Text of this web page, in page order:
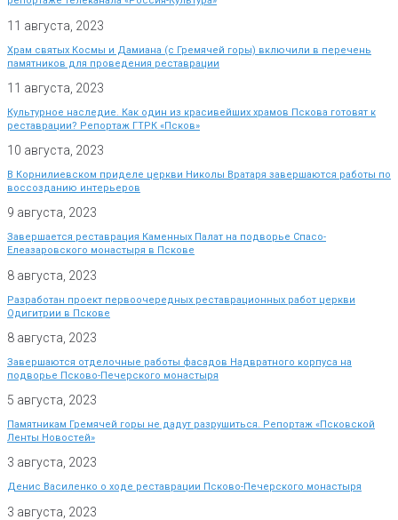
11 августа, 2023
Храм святых Космы и Дамиана (с Гремячей горы) включили в перечень
памятников для проведения реставрации
11 августа, 2023
Культурное наследие. Как один из красивейших храмов Пскова готовят к
реставрации? Репортаж ГТРК «Псков»
10 августа, 2023
В Корнилиевском приделе церкви Николы Вратаря завершаются работы по
воссозданию интерьеров
9 августа, 2023
Завершается реставрация Каменных Палат на подворье Спасо-
Елеазаровского монастыря в Пскове
8 августа, 2023
Разработан проект первоочередных реставрационных работ церкви
Одигитрии в Пскове
8 августа, 2023
Завершаются отделочные работы фасадов Надвратного корпуса на
подворье Псково-Печерского монастыря
5 августа, 2023
Памятникам Гремячей горы не дадут разрушиться. Репортаж «Псковской
Ленты Новостей»
3 августа, 2023
Денис Василенко о ходе реставрации Псково-Печерского монастыря
3 августа, 2023